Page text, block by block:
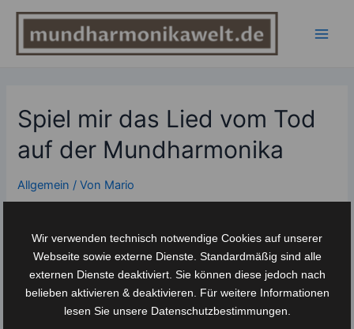
springen
Spiel mir das Lied vom Tod
auf der Mundharmonika
Allgemein / Von Mario
faszinierende Welt der Mundharmonika ein, um ein ganz
besonderes Stück zu erkunden: „Spiel mir das Lied vom
Tod“. Dieser zeitlose Klassiker aus dem gleichnamigen Film
hat nicht nur cineastische Wellen geschlagen, sondern
begeistert auch Musiker auf der ganzen Welt. Lass uns
Wir verwenden technisch notwendige Cookies auf unserer
Webseite sowie externe Dienste. Standardmäßig sind alle
externen Dienste deaktiviert. Sie können diese jedoch nach
belieben aktivieren & deaktivieren. Für weitere Informationen
lesen Sie unsere Datenschutzbestimmungen.